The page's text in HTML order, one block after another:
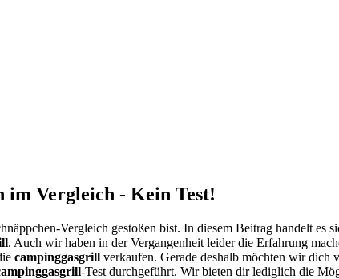
im Vergleich - Kein Test!
Vergleich gestoßen bist. In diesem Beitrag handelt
. Auch wir haben in der Vergangenheit leider die Erfahrung
campinggasgrill verkaufen. Gerade deshalb möchten wir dich
-Test durchgeführt. Wir bieten dir lediglich die